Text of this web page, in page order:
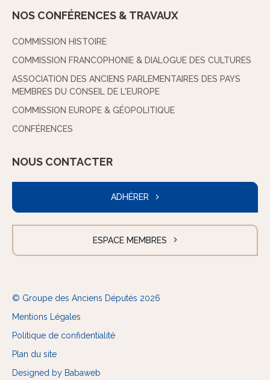
NOS CONFÉRENCES & TRAVAUX
COMMISSION HISTOIRE
COMMISSION FRANCOPHONIE & DIALOGUE DES CULTURES
ASSOCIATION DES ANCIENS PARLEMENTAIRES DES PAYS
MEMBRES DU CONSEIL DE L'EUROPE
COMMISSION EUROPE & GÉOPOLITIQUE
CONFÉRENCES
NOUS CONTACTER
ADHÉRER
ESPACE MEMBRES
© Groupe des Anciens Députés 2026
Mentions Légales
Politique de confidentialité
Plan du site
Designed by Babaweb